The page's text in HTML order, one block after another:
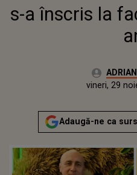
s-a înscris la
Autor:
vineri, 29 noiembrie 2024Actualizat:
vineri, 29
Adaugă-ne ca